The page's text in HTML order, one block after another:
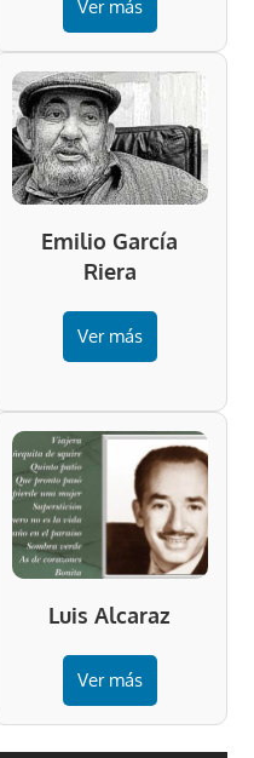
Ver más
Emilio García
Riera
Ver más
Luis Alcaraz
Ver más